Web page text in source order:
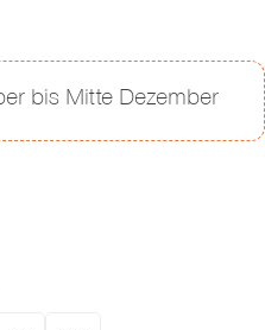
bis Mitte Dezember